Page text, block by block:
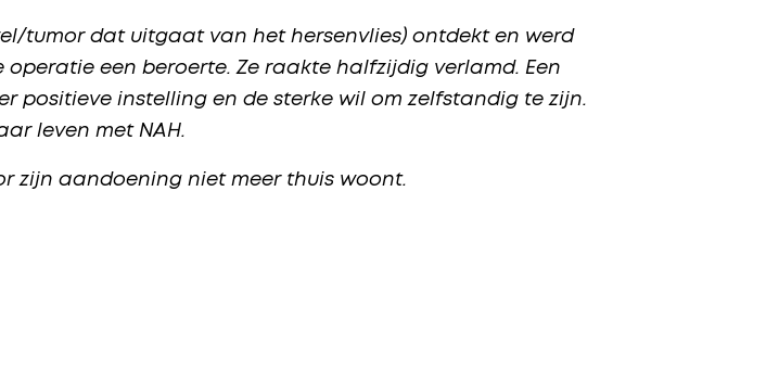
tumor dat uitgaat van het hersenvlies) ontdekt en werd
een beroerte. Ze raakte halfzijdig verlamd. Een
positieve instelling en de sterke wil om zelfstandig te zijn.
leven met NAH.
zijn aandoening niet meer thuis woont.